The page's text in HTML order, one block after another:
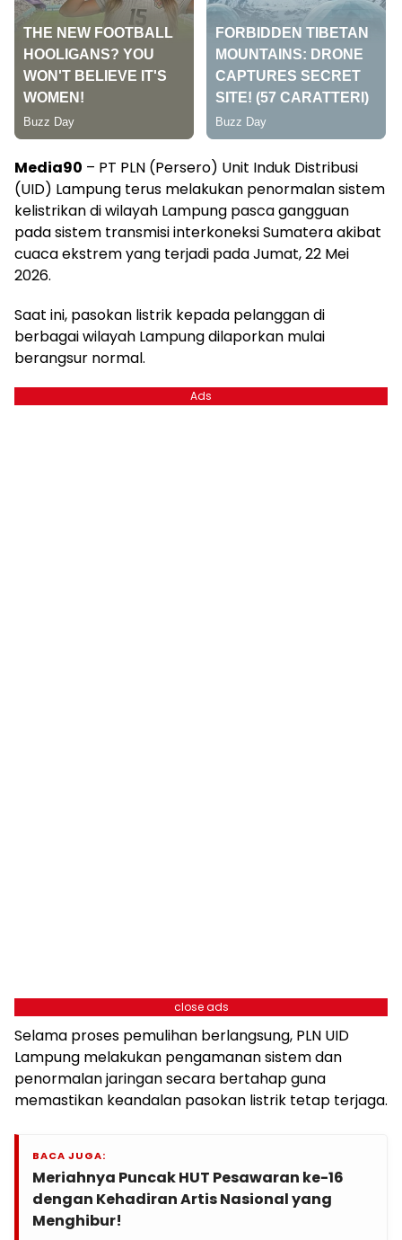
Media90 – PT PLN (Persero) Unit Induk Distribusi
(UID) Lampung terus melakukan penormalan sistem
kelistrikan di wilayah Lampung pasca gangguan
pada sistem transmisi interkoneksi Sumatera akibat
cuaca ekstrem yang terjadi pada Jumat, 22 Mei
2026.
Saat ini, pasokan listrik kepada pelanggan di
berbagai wilayah Lampung dilaporkan mulai
berangsur normal.
Ads
close ads
Selama proses pemulihan berlangsung, PLN UID
Lampung melakukan pengamanan sistem dan
penormalan jaringan secara bertahap guna
memastikan keandalan pasokan listrik tetap terjaga.
BACA JUGA:
Meriahnya Puncak HUT Pesawaran ke-16
dengan Kehadiran Artis Nasional yang
Menghibur!